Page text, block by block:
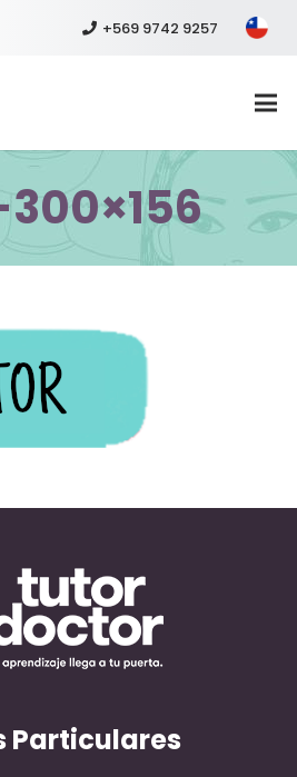
+569 9742 9257
Particulares